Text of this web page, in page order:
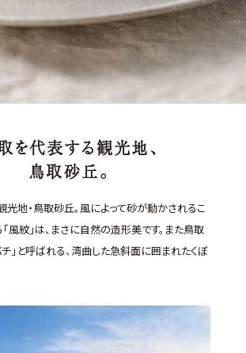
を代表する観光地、
鳥取砂丘。
光地・鳥取砂丘。風によって砂が動かされるこ
風紋」は、まさに自然の造形美です。また鳥取
」と呼ばれる、湾曲した急斜面に囲まれたくぼ